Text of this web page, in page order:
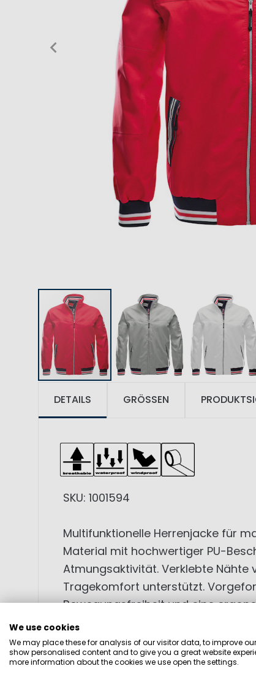
DETAILS
SKU: 1001594
Multifunktionelle Herrenjacke für
Material mit hochwertiger PU-
Atmungsaktivität. Verklebte Nähte
Tragekomfort unterstützt.
Bewegungsfreiheit und eine
runden die funktionelle Jacke ab.
• Multifunktionelles 2-Lagen-
GRÖSSEN
We use cookies
We may place these for analysis of our visitor data, to improve
show personalised content and to give you a great website
more information about the cookies we use open the settings.